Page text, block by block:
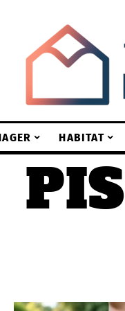
HABITAT